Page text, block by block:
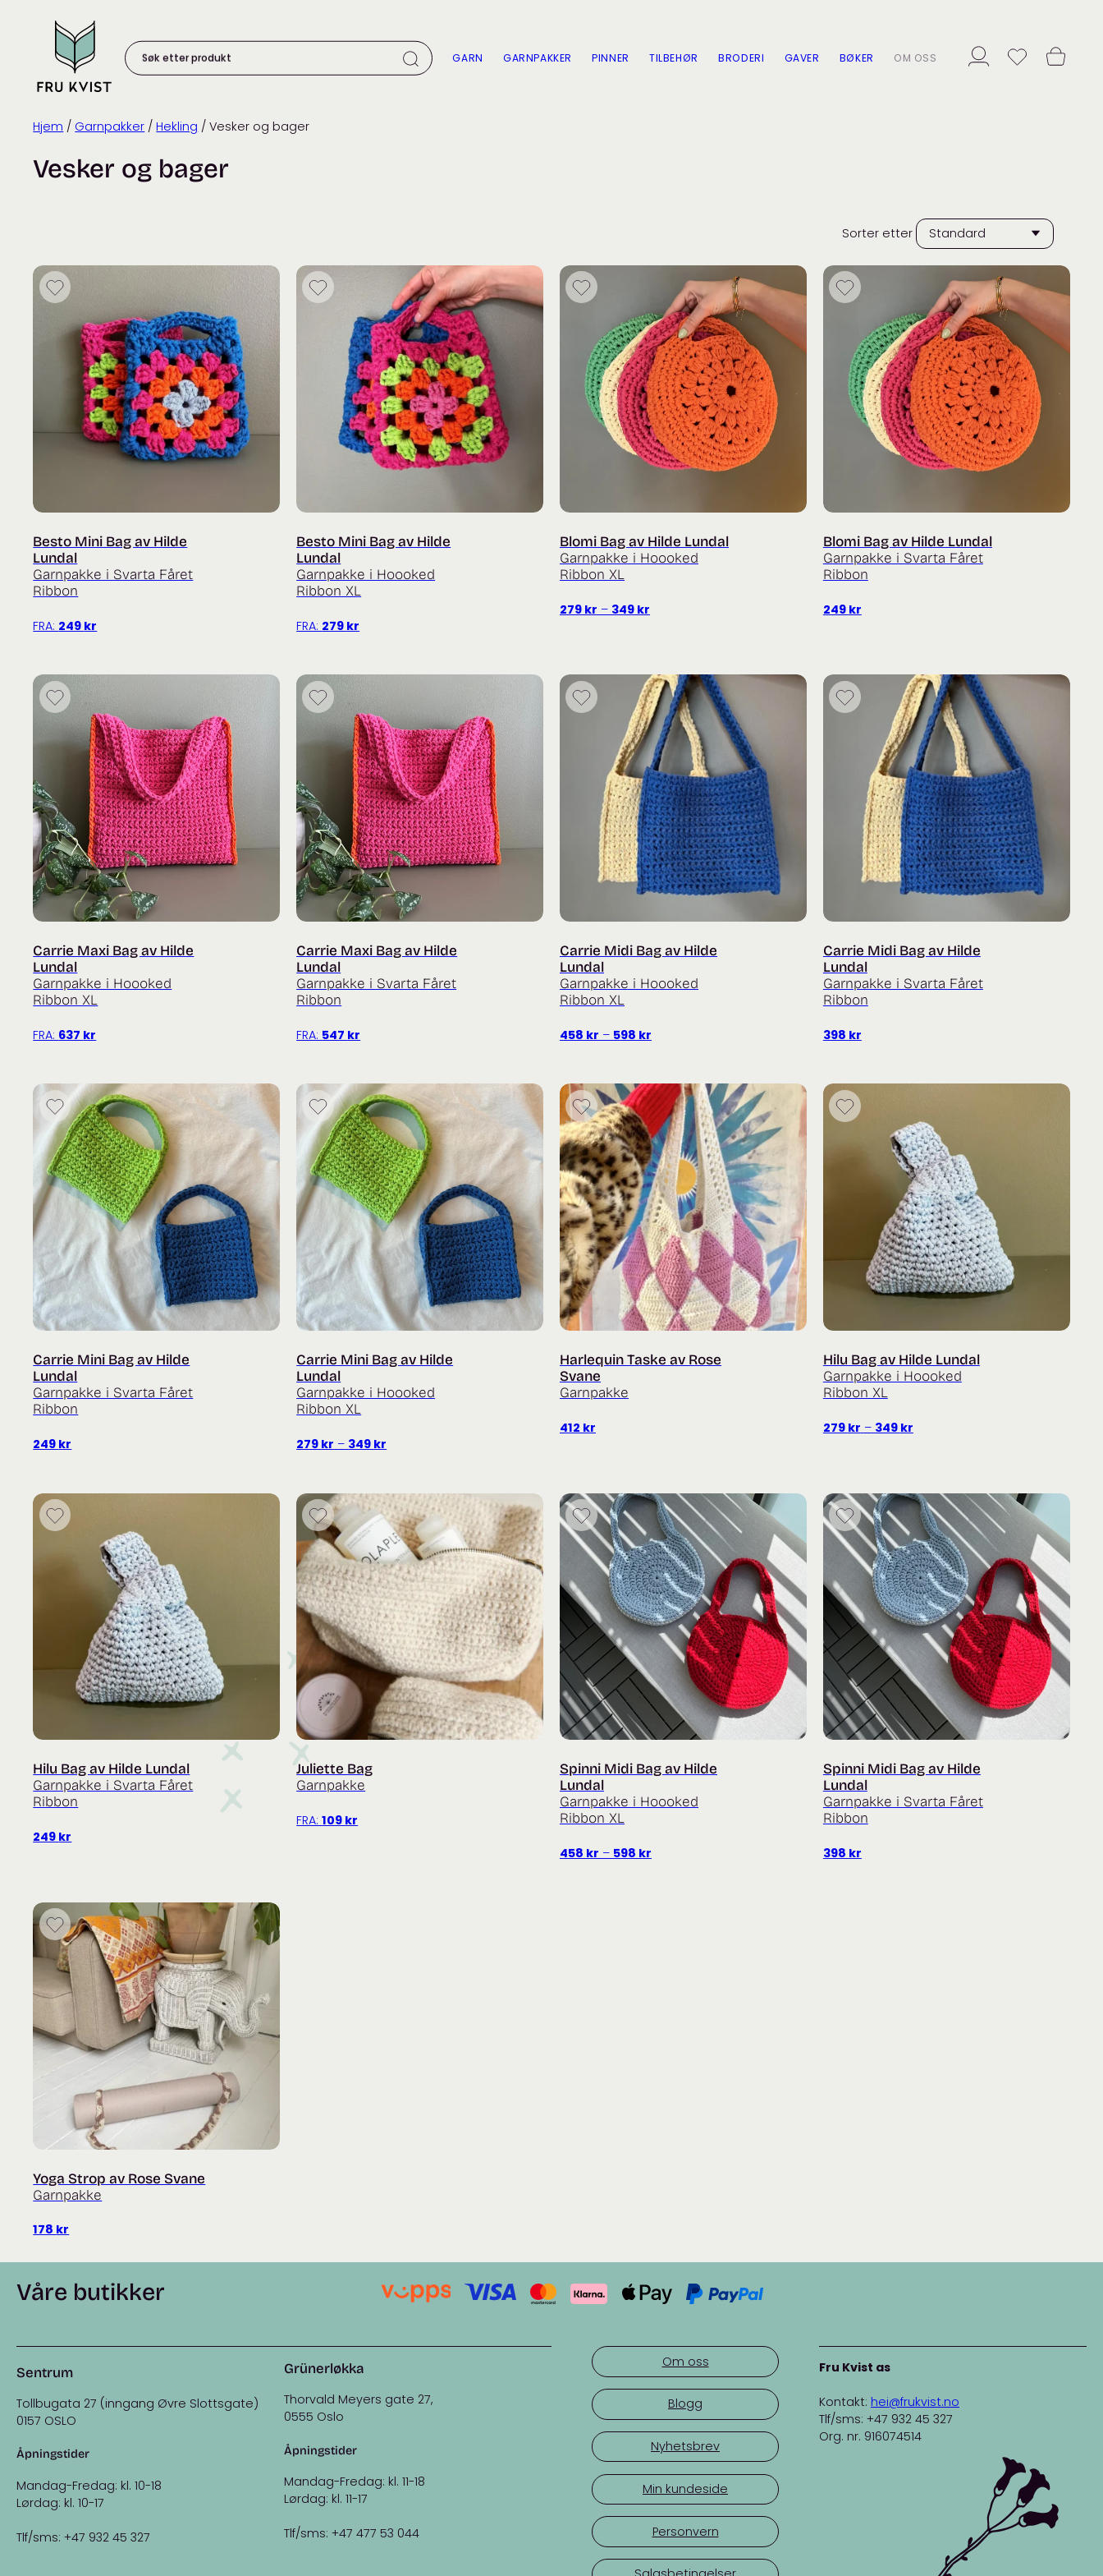
content
etter
produkt:
GARN GARNPAKKER PINNER TILBEHØR BRODERI GAVER BØKER OM OSS
Hjem / Garnpakker / Hekling / Vesker og bager
Vesker og bager
Sorter etter
Besto Mini Bag av Hilde
Lundal
Garnpakke i Svarta Fåret
Ribbon
FRA: 249 kr
Besto Mini Bag av Hilde
Lundal
Garnpakke i Hoooked
Ribbon XL
FRA: 279 kr
Blomi Bag av Hilde Lundal
Garnpakke i Hoooked
Ribbon XL
279 kr – 349 kr
Blomi Bag av Hilde Lundal
Garnpakke i Svarta Fåret
Ribbon
249 kr
Carrie Maxi Bag av Hilde
Lundal
Garnpakke i Hoooked
Ribbon XL
FRA: 637 kr
Carrie Maxi Bag av Hilde
Lundal
Garnpakke i Svarta Fåret
Ribbon
FRA: 547 kr
Carrie Midi Bag av Hilde
Lundal
Garnpakke i Hoooked
Ribbon XL
458 kr – 598 kr
598 kr
Carrie Midi Bag av Hilde
Lundal
Garnpakke i Svarta Fåret
Ribbon
398 kr
Carrie Mini Bag av Hilde
Lundal
Garnpakke i Svarta Fåret
Ribbon
249 kr
Carrie Mini Bag av Hilde
Lundal
Garnpakke i Hoooked
Ribbon XL
279 kr – 349 kr
349 kr
Harlequin Taske av Rose
Svane
Garnpakke
412 kr
Hilu Bag av Hilde Lundal
Garnpakke i Hoooked
Ribbon XL
279 kr – 349 krPrisområde:
Hilu Bag av Hilde Lundal
Garnpakke i Svarta Fåret
Ribbon
249 kr
Juliette Bag
Garnpakke
FRA:109 kr
Spinni Midi Bag av Hilde
Lundal
Garnpakke i Hoooked
Ribbon XL
458 kr – 598 kr
Spinni Midi Bag av Hilde
Lundal
Garnpakke i Svarta Fåret
Ribbon
398 kr
Yoga Strop av Rose Svane
Garnpakke
178 kr
Våre butikker
Sentrum
Tollbugata 27 (inngang Øvre Slottsgate)
0157 OSLO
Åpningstider
Mandag-Fredag: kl. 10-18
Lørdag: kl. 10-17
Tlf/sms: +47 932 45 327
Grünerløkka
Thorvald Meyers gate 27,
0555 Oslo
Åpningstider
Mandag-Fredag: kl. 11-18
Lørdag: kl. 11-17
Tlf/sms: +47 477 53 044
Om oss
Blogg
Nyhetsbrev
Min kundeside
Personvern
Fru Kvist as
Kontakt: hei@frukvist.no
Tlf/sms: +47 932 45 327
Org. nr. 916074514